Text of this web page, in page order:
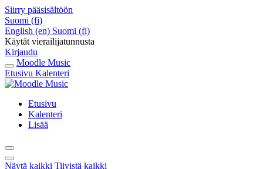
Siirry pääsisältöön
Suomi ‎(fi)‎
English ‎(en)‎ Suomi ‎(fi)‎
Käytät vierailijatunnusta
Kirjaudu
Moodle Music
Etusivu Kalenteri
Etusivu
Kalenteri
Lisää
Näytä kaikki Tiivistä kaikki